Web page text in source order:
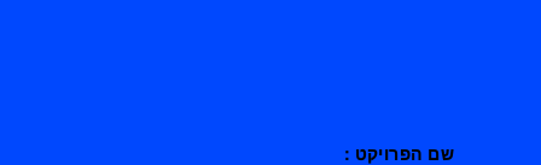
שם הפרויקט :